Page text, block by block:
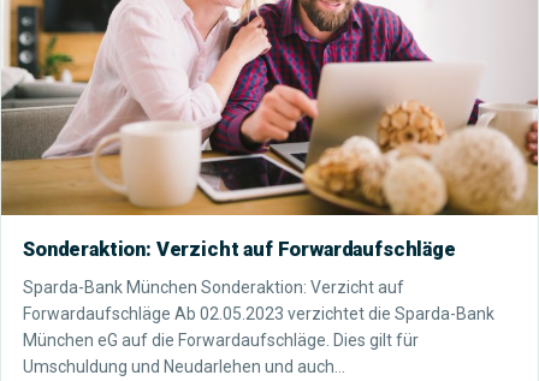
Sonderaktion: Verzicht auf Forwardaufschläge
Sparda-Bank München Sonderaktion: Verzicht auf
Forwardaufschläge Ab 02.05.2023 verzichtet die Sparda-Bank
München eG auf die Forwardaufschläge. Dies gilt für
Umschuldung und Neudarlehen und auch…